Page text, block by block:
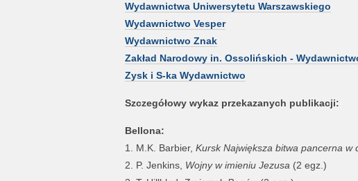
Wydawnictwa Uniwersytetu Warszawskiego
Wydawnictwo Vesper
Wydawnictwo Znak
Zakład Narodowy in. Ossolińskich -
Zysk i S-ka Wydawnictwo
Szczegółowy wykaz przekazanych publikacji:
Bellona:
1. M.K. Barbier, Kursk Największa bitwa pancerna w
2. P. Jenkins, Wojny w imieniu Jezusa (2 egz.)